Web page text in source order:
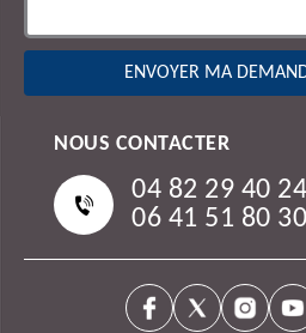
NOUS CONTACTER
04 82 29 40 24
06 41 51 80 30